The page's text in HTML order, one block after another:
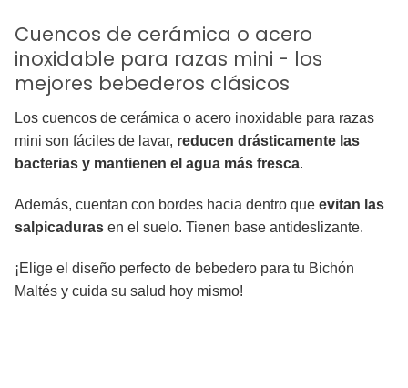
Cuencos de cerámica o acero
inoxidable para razas mini - los
mejores bebederos clásicos
Los cuencos de cerámica o acero inoxidable para razas
mini son fáciles de lavar, reducen drásticamente las
bacterias y mantienen el agua más fresca.
Además, cuentan con bordes hacia dentro que evitan las
salpicaduras en el suelo. Tienen base antideslizante.
¡Elige el diseño perfecto de bebedero para tu Bichón
Maltés y cuida su salud hoy mismo!